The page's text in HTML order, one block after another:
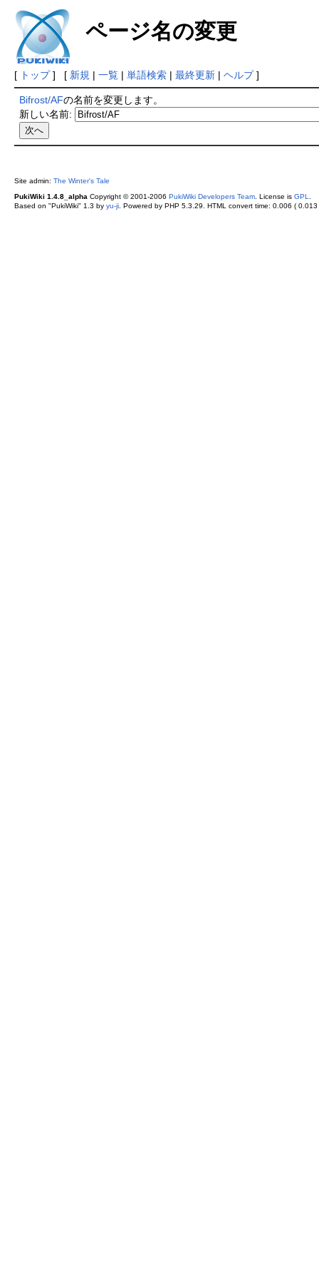
ページ名の変更
[ トップ] [ 新規 | 一覧| 単語検索| 最終更新| ヘルプ]
Bifrost/AFの名前を変更します。
新しい名前:
Site admin: The Winter's Tale
PukiWiki 1.4.8_alpha Copyright © 2001-2006 PukiWiki Developers Team. License is GPL
Based on "PukiWiki" 1.3 by yu-ji. Powered by PHP 5.3.29. HTML convert time: 0.006 ( 0.013